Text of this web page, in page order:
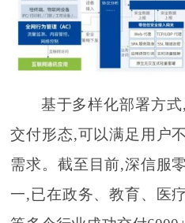
基于多样化部署方
交付形态,可以满足用户
需求。截至目前,深信服
一,已在政务、教育、医